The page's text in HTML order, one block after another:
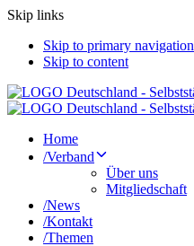
Skip links
Skip to primary navigation
Skip to content
Home
/Verband
Über uns
Mitgliedschaft
/News
/Kontakt
/Themen